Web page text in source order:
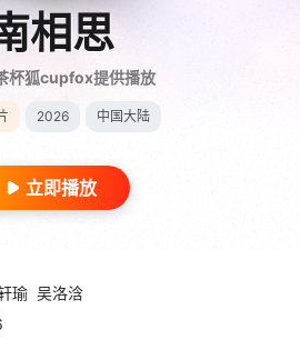
相思
杯狐cupfox提供播放
2026 中国大陆
立即播放
瑜 吴洛浛